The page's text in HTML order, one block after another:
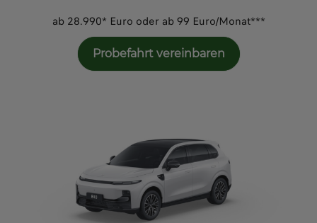
ab 28.990* Euro oder ab 99 Euro/Monat***
Probefahrt vereinbaren